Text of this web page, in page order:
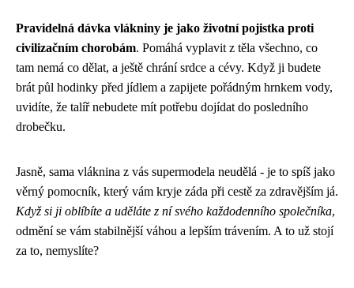
Pravidelná dávka vlákniny je jako životní pojistka proti
civilizačním chorobám. Pomáhá vyplavit z těla všechno, co
tam nemá co dělat, a ještě chrání srdce a cévy. Když ji budete
brát půl hodinky před jídlem a zapijete pořádným hrnkem vody,
uvidíte, že talíř nebudete mít potřebu dojídat do posledního
drobečku.
Jasně, sama vláknina z vás supermodela neudělá - je to spíš jako
věrný pomocník, který vám kryje záda při cestě za zdravějším já.
Když si ji oblíbíte a uděláte z ní svého každodenního společníka,
odmění se vám stabilnější váhou a lepším trávením. A to už stojí
za to, nemyslíte?